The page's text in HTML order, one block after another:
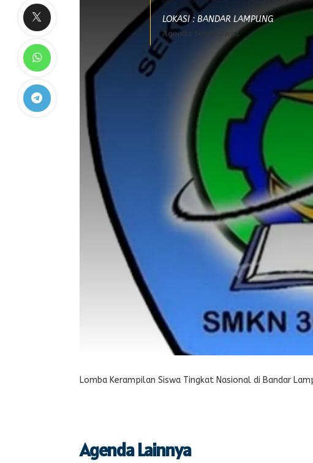
LOKASI : BANDAR LAMPUNG
Agenda telah lewat
Lomba Kerampilan Siswa Tingkat Nasional di Bandar
Agenda Lainnya